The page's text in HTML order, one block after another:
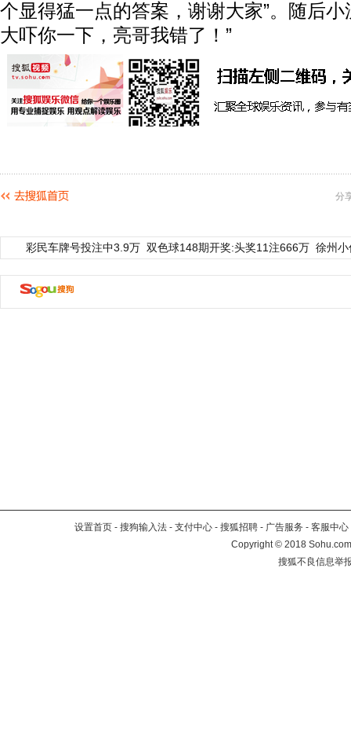
个显得猛一点的答案，谢谢大家”。随后小
大吓你一下，亮哥我错了！”
分
彩民车牌号投注中3.9万 双色球148期开奖:头奖11注666万 徐州
设置首页 - 搜狗输入法 - 支付中心 - 搜狐招聘 - 广告服务 - 客服中心
Copyright©2018
搜狐不良信息举